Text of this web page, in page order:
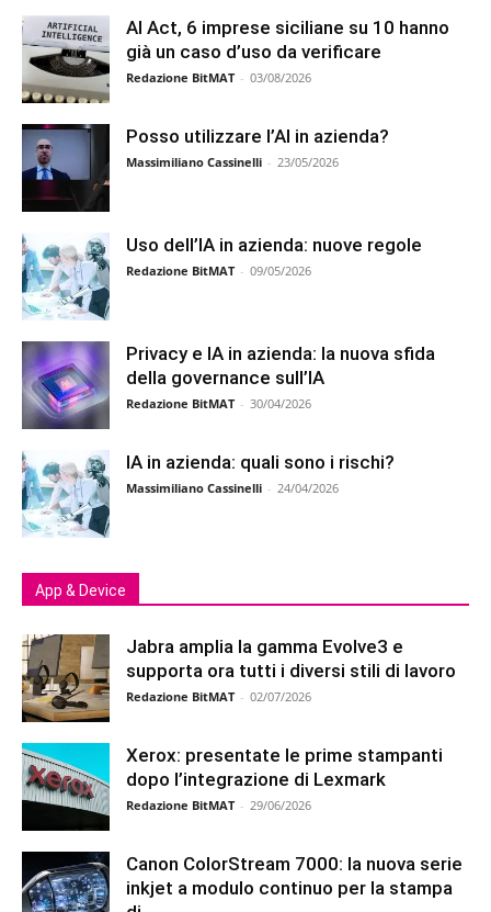
AI Act, 6 imprese siciliane su 10 hanno
già un caso d’uso da verificare
Redazione BitMAT - 03/08/2026
Posso utilizzare l’AI in azienda?
Massimiliano Cassinelli - 23/05/2026
Uso dell’IA in azienda: nuove regole
Redazione BitMAT - 09/05/2026
Privacy e IA in azienda: la nuova sfida
della governance sull’IA
Redazione BitMAT - 30/04/2026
IA in azienda: quali sono i rischi?
Massimiliano Cassinelli - 24/04/2026
App & Device
Jabra amplia la gamma Evolve3 e
supporta ora tutti i diversi stili di lavoro
Redazione BitMAT - 02/07/2026
Xerox: presentate le prime stampanti
dopo l’integrazione di Lexmark
Redazione BitMAT - 29/06/2026
Canon ColorStream 7000: la nuova serie
inkjet a modulo continuo per la stampa